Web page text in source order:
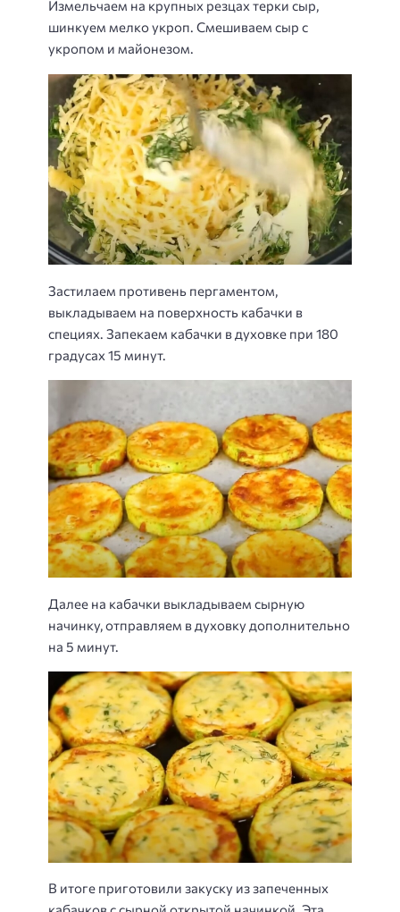
Измельчаем на крупных резцах терки сыр,
шинкуем мелко укроп. Смешиваем сыр с
укропом и майонезом.
Застилаем противень пергаментом,
выкладываем на поверхность кабачки в
специях. Запекаем кабачки в духовке при 180
градусах 15 минут.
Далее на кабачки выкладываем сырную
начинку, отправляем в духовку дополнительно
на 5 минут.
В итоге приготовили закуску из запеченных